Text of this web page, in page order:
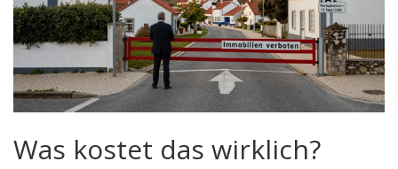
Was kostet das wirklich?